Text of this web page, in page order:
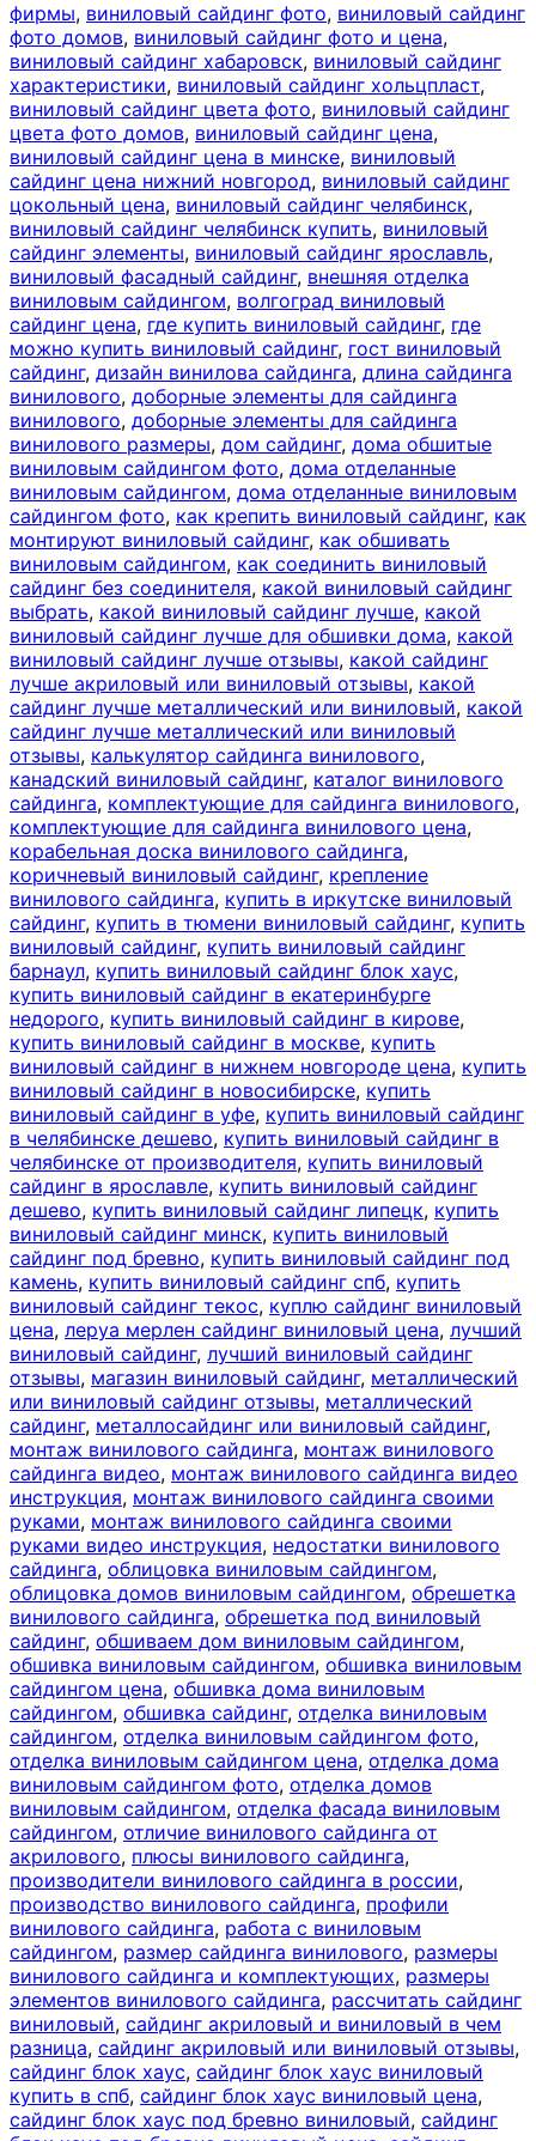
фирмы, виниловый сайдинг фото, виниловый сайдинг
фото домов, виниловый сайдинг фото и цена,
виниловый сайдинг хабаровск, виниловый сайдинг
характеристики, виниловый сайдинг хольцпласт,
виниловый сайдинг цвета фото, виниловый сайдинг
цвета фото домов, виниловый сайдинг цена,
виниловый сайдинг цена в минске, виниловый
сайдинг цена нижний новгород, виниловый сайдинг
цокольный цена, виниловый сайдинг челябинск,
виниловый сайдинг челябинск купить, виниловый
сайдинг элементы, виниловый сайдинг ярославль,
виниловый фасадный сайдинг, внешняя отделка
виниловым сайдингом, волгоград виниловый
сайдинг цена, где купить виниловый сайдинг, где
можно купить виниловый сайдинг, гост виниловый
сайдинг, дизайн винилова сайдинга, длина сайдинга
винилового, доборные элементы для сайдинга
винилового, доборные элементы для сайдинга
винилового размеры, дом сайдинг, дома обшитые
виниловым сайдингом фото, дома отделанные
виниловым сайдингом, дома отделанные виниловым
сайдингом фото, как крепить виниловый сайдинг, как
монтируют виниловый сайдинг, как обшивать
виниловым сайдингом, как соединить виниловый
сайдинг без соединителя, какой виниловый сайдинг
выбрать, какой виниловый сайдинг лучше, какой
виниловый сайдинг лучше для обшивки дома, какой
виниловый сайдинг лучше отзывы, какой сайдинг
лучше акриловый или виниловый отзывы, какой
сайдинг лучше металлический или виниловый, какой
сайдинг лучше металлический или виниловый
отзывы, калькулятор сайдинга винилового,
канадский виниловый сайдинг, каталог винилового
сайдинга, комплектующие для сайдинга винилового,
комплектующие для сайдинга винилового цена,
корабельная доска винилового сайдинга,
коричневый виниловый сайдинг, крепление
винилового сайдинга, купить в иркутске виниловый
сайдинг, купить в тюмени виниловый сайдинг, купить
виниловый сайдинг, купить виниловый сайдинг
барнаул, купить виниловый сайдинг блок хаус,
купить виниловый сайдинг в екатеринбурге
недорого, купить виниловый сайдинг в кирове,
купить виниловый сайдинг в москве, купить
виниловый сайдинг в нижнем новгороде цена, купить
виниловый сайдинг в новосибирске, купить
виниловый сайдинг в уфе, купить виниловый сайдинг
в челябинске дешево, купить виниловый сайдинг в
челябинске от производителя, купить виниловый
сайдинг в ярославле, купить виниловый сайдинг
дешево, купить виниловый сайдинг липецк, купить
виниловый сайдинг минск, купить виниловый
сайдинг под бревно, купить виниловый сайдинг под
камень, купить виниловый сайдинг спб, купить
виниловый сайдинг текос, куплю сайдинг виниловый
цена, леруа мерлен сайдинг виниловый цена, лучший
виниловый сайдинг, лучший виниловый сайдинг
отзывы, магазин виниловый сайдинг, металлический
или виниловый сайдинг отзывы, металлический
сайдинг, металлосайдинг или виниловый сайдинг,
монтаж винилового сайдинга, монтаж винилового
сайдинга видео, монтаж винилового сайдинга видео
инструкция, монтаж винилового сайдинга своими
руками, монтаж винилового сайдинга своими
руками видео инструкция, недостатки винилового
сайдинга, облицовка виниловым сайдингом,
облицовка домов виниловым сайдингом, обрешетка
винилового сайдинга, обрешетка под виниловый
сайдинг, обшиваем дом виниловым сайдингом,
обшивка виниловым сайдингом, обшивка виниловым
сайдингом цена, обшивка дома виниловым
сайдингом, обшивка сайдинг, отделка виниловым
сайдингом, отделка виниловым сайдингом фото,
отделка виниловым сайдингом цена, отделка дома
виниловым сайдингом фото, отделка домов
виниловым сайдингом, отделка фасада виниловым
сайдингом, отличие винилового сайдинга от
акрилового, плюсы винилового сайдинга,
производители винилового сайдинга в россии,
производство винилового сайдинга, профили
винилового сайдинга, работа с виниловым
сайдингом, размер сайдинга винилового, размеры
винилового сайдинга и комплектующих, размеры
элементов винилового сайдинга, рассчитать сайдинг
виниловый, сайдинг акриловый и виниловый в чем
разница, сайдинг акриловый или виниловый отзывы,
сайдинг блок хаус, сайдинг блок хаус виниловый
купить в спб, сайдинг блок хаус виниловый цена,
сайдинг блок хаус под бревно виниловый, сайдинг